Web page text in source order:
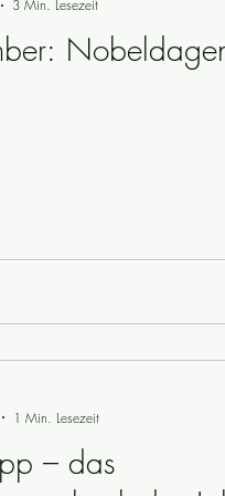
3 Min. Lesezeit
– das
1 Min. Lesezeit